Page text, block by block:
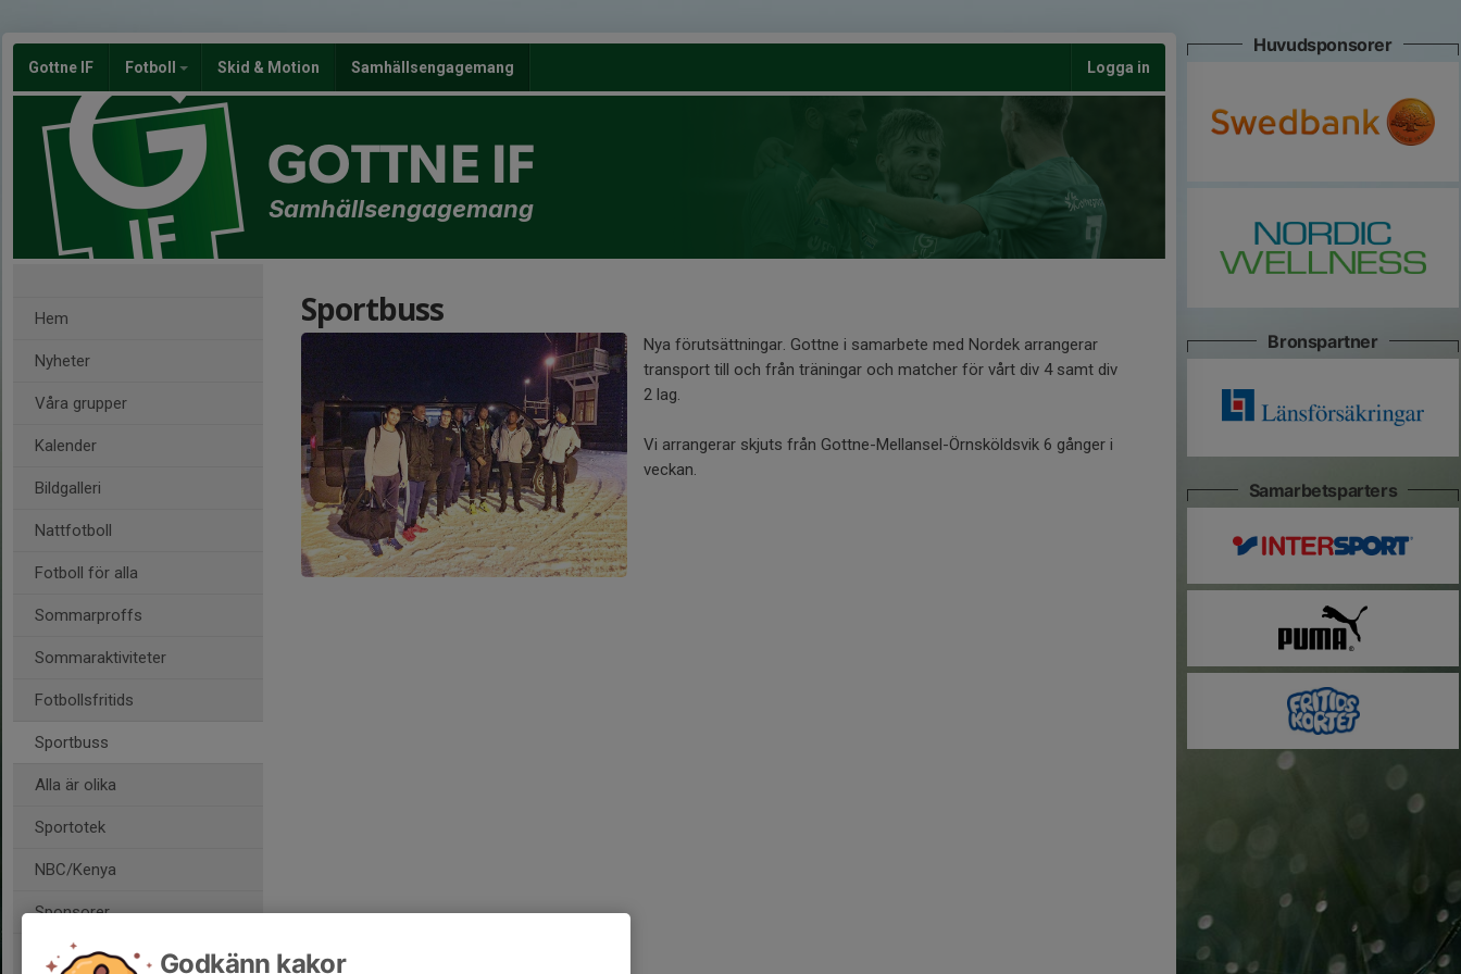
Gottne IF Fotboll Skid & Motion Samhällsengagemang Logga in
GOTTNE IF
Samhällsengagemang
Hem
Nyheter
Våra grupper
Kalender
Bildgalleri
Nattfotboll
Fotboll för alla
Sommarproffs
Sommaraktiviteter
Fotbollsfritids
Sportbuss
Alla är olika
Sportotek
NBC/Kenya
Sponsorer
Sportbuss
Nya förutsättningar. Gottne i samarbete med Nordek arrangerar
transport till och från träningar och matcher för vårt div 4 samt div
2 lag.
Vi arrangerar skjuts från Gottne-Mellansel-Örnsköldsvik 6 gånger i
veckan.
Huvudsponsorer
Bronspartner
Samarbetsparters
Godkänn kakor